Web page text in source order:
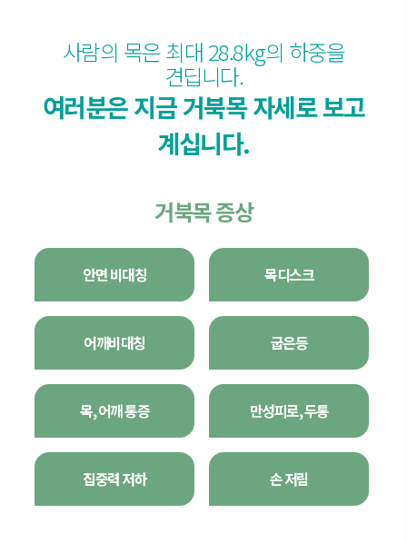
사람의 목은 최대 28.8kg의 하중을
견딥니다.
여러분은 지금 거북목 자세로 보고
계십니다.
거북목 증상
안면 비대칭
어깨비대칭
목, 어깨 통증
집중력 저하
목디스크
굽은등
만성피로, 두통
손 저림